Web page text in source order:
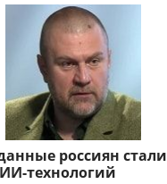
россиян стали
технологий